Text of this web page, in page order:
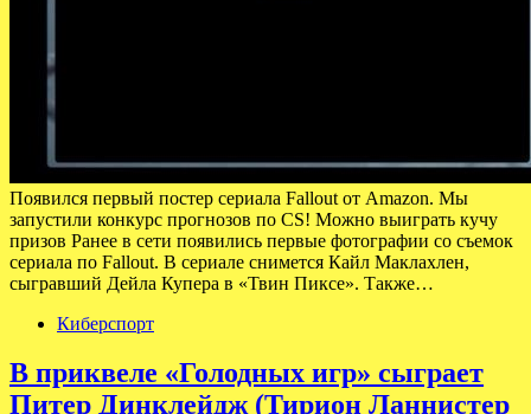
Появился первый постер сериала Fallout от Amazon. Мы
запустили конкурс прогнозов по CS! Можно выиграть кучу
призов Ранее в сети появились первые фотографии со съемок
сериала по Fallout. В сериале снимется Кайл Маклахлен,
сыгравший Дейла Купера в «Твин Пиксе». Также…
Киберспорт
В приквеле «Голодных игр» сыграет
Питер Динклейдж (Тирион Ланнистер